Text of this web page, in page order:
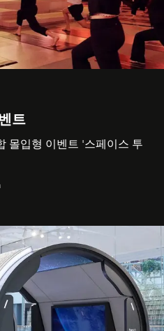
트
몰입형 이벤트 '스페이스 투